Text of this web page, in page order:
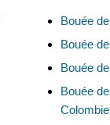
Bouée
Bouée
Bouée
Bouée
Colombie